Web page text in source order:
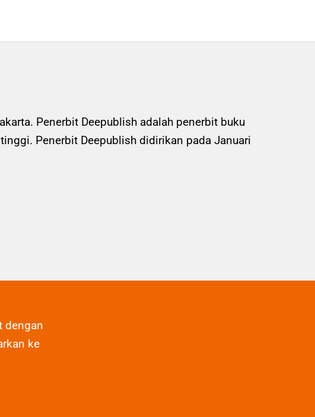
Penerbit Deepublish adalah penerbit buku
Penerbit Deepublish didirikan pada Januari
dengan
ke